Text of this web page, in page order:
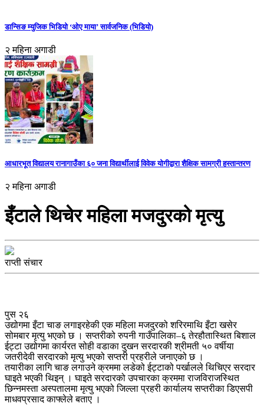
डान्सिङ म्युजिक भिडियो ‘ओए माया’ सार्वजनिक (भिडियो)
२ महिना अगाडी
आधारभूत विद्यालय रानागाउँका ६० जना विद्यार्थीलाई विवेक योगीद्वारा शैक्षिक सामग्री हस्तान्तरण
२ महिना अगाडी
इँटाले थिचेर महिला मजदुरको मृत्यु
राप्ती संचार
पुस २६
उद्योगमा इँटा चाङ लगाइरहेकी एक महिला मजदुरको शरिरमाथि इँटा खसेर
सोमबार मृत्यु भएको छ । सप्तरीको रुपनी गाउँपालिका–६ तेरहौतास्थित बिशाल
ईट्टा उद्योगमा कार्यरत सोही वडाका दुखन सरदारकी श्रीमती ५० वर्षीया
जतरीदेवी सरदारको मृत्यु भएको सप्तरी प्रहरीले जनाएको छ ।
तयारीका लागि चाङ लगाउने क्रममा लडेको ईट्टाको पर्खालले थिचिएर सरदार
घाइते भएकी थिइन् । घाइते सरदारको उपचारका क्रममा राजविराजस्थित
छिन्नमस्ता अस्पतालमा मृत्यु भएको जिल्ला प्रहरी कार्यालय सप्तरीका डिएसपी
माधवप्रसाद काफ्लेले बताए ।